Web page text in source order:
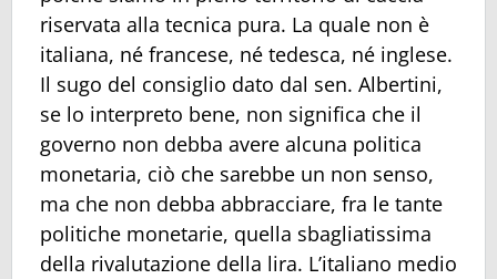
riservata alla tecnica pura. La quale non è
italiana, né francese, né tedesca, né inglese.
Il sugo del consiglio dato dal sen. Albertini,
se lo interpreto bene, non significa che il
governo non debba avere alcuna politica
monetaria, ciò che sarebbe un non senso,
ma che non debba abbracciare, fra le tante
politiche monetarie, quella sbagliatissima
della rivalutazione della lira. L’italiano medio